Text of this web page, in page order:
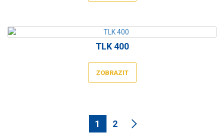
TLK 400
ZOBRAZIT
1 2